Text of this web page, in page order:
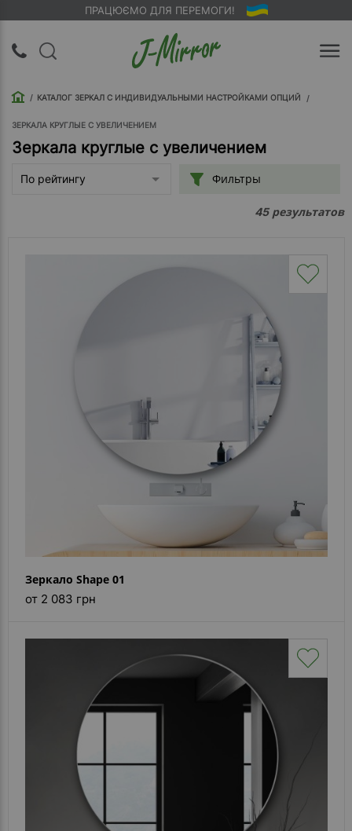
ПРАЦЮЄМО ДЛЯ ПЕРЕМОГИ!
Вход |
О
Доставка
Оплата
Каталог
зеркал
Шкафчики
Зеркала
Reflex
наличии
Помошь
- ответ)
Контакты
КАТАЛОГ ЗЕРКАЛ С ИНДИВИДУАЛЬНЫМИ НАСТРОЙКАМИ ОПЦИЙ
ЗЕРКАЛА КРУГЛЫЕ С УВЕЛИЧЕНИЕМ
Зеркала круглые с увеличением
По рейтингу Фильтры
45результатов
Зеркало Shape 01
от 2 083 грн